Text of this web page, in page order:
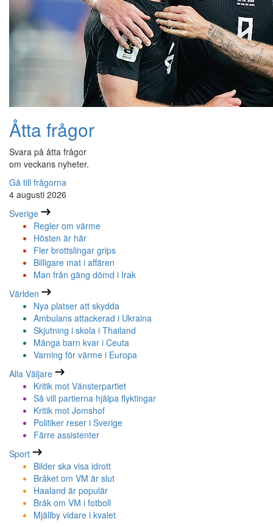
Åtta frågor
Svara på åtta frågor
om veckans nyheter.
Gå till frågorna
4 augusti 2026
Sverige
Regler om värme
Hösten är här
Fler brottslingar grips
Billigare mat i affären
Man från gäng dömd i Irak
Världen
Nya platser att skydda
Ambulans attackerad i Ukraina
Skjutning i skola i Thailand
Många barn kvar i Ceuta
Varning för värme i Europa
Alla Väljare
Kritik mot Vänsterpartiet
Så vill partierna hjälpa flyktingar
Kritik mot Jomshof
Politiker reser i Sverige
Färre assistenter
Sport
Bilder ska visa idrott
Bråket om VM är slut
Haaland är populär
Bråk om VM i fotboll
Mjällby vidare i kvalet